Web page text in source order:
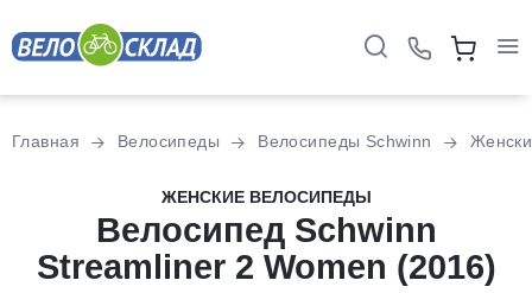
Главная Велосипеды Велосипеды Schwinn
ЖЕНСКИЕ ВЕЛОСИПЕДЫ
Велосипед Schwinn
Streamliner 2 Women (2016)
Разбейте
оплатуна части
без переплат